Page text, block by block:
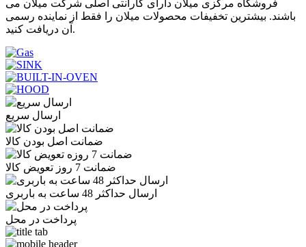
فروشگاه مرکزی میلان دارای گارانتی اصلی شرکت میلان می
باشند. بیشترین تخفیفات محصولات میلان را فقط از نماینده رسمی
آن دریافت کنید.
ارسال سریع
ضمانت اصل بودن کالا
ضمانت 7 روز تعویض کالا
ارسال حداکثر 48 ساعت به باربری
پرداخت در محل